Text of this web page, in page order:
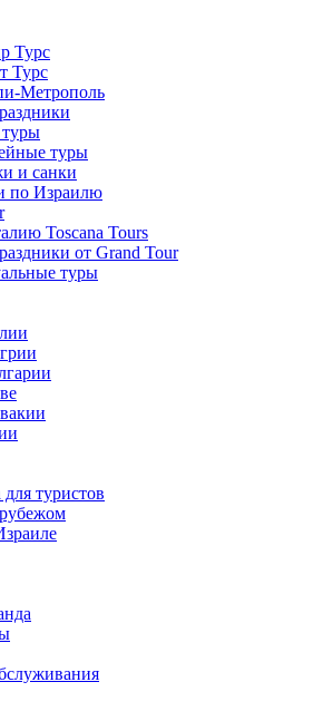
Турс
Турс
Метрополь
туры
и санки
по Израилю
Toscana Tours
от Grand Tour
туры
туристов